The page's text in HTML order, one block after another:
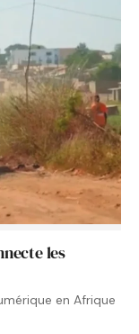
les
en Afrique